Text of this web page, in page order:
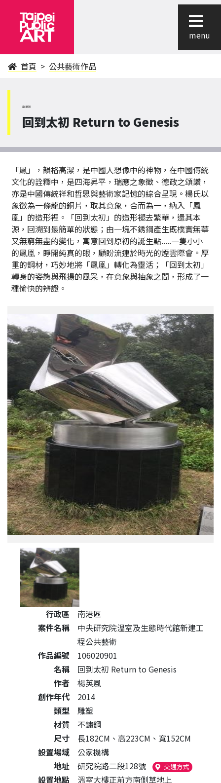
menu
首頁 公共藝術作品
南港區
回到太初 Return to Genesis
「鳳」，韻格高潔，是中國人想像中的神物，在中國傳統
文化的詮釋中，是四海昇平，瑞應之象徵、德政之頌讚，
亦是中國傳統祥和哲思與藝術家記憶的綜合呈現。楊氏以
象徵為一條龍的銅片，取其意象，合而為一，納入「鳳
凰」的造形裡。「回到太初」的造形褪去繁華，還其本
源，回溯到最簡單的狀態；由一塊不銹鋼產生既樸實無華
又無窮無盡的變化，寓意回到原初的誕生點.....一隻小小
的鳳凰，睜開純真的眼，顧盼流連於時光的煙雲際會。厚
重的鋼材，巧妙地將「鳳凰」轉化為靈活；「回到太初」
轉身的姿態與飛揚的風采，在意象與抽象之間，形成了一
種愉快的辨證。
公共藝術作品詳細資料
行政區
南港區
案件名稱
中央研究院溫室及生態時代館新建工
程公共藝術
作品編號
106020901
名稱
回到太初 Return to Genesis
作者
楊英風
創作年代
2014
類型
雕塑
材質
不鏽鋼
尺寸
長182CM、高223CM、寬152CM
設置場域
公家機構
地址
研究院路二段128號 交通方式（另開新
設置地點
溫室大樓正前方南側草地上